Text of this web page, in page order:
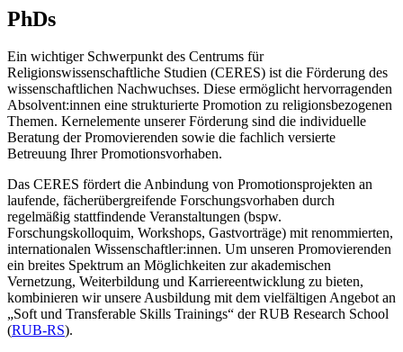
PhDs
Ein wichtiger Schwerpunkt des Centrums für
Religionswissenschaftliche Studien (CERES) ist die Förderung des
wissenschaftlichen Nachwuchses. Diese ermöglicht hervorragenden
Absolvent:innen eine strukturierte Promotion zu religionsbezogenen
Themen. Kernelemente unserer Förderung sind die individuelle
Beratung der Promovierenden sowie die fachlich versierte
Betreuung Ihrer Promotionsvorhaben.
Das CERES fördert die Anbindung von Promotionsprojekten an
laufende, fächerübergreifende Forschungsvorhaben durch
regelmäßig stattfindende Veranstaltungen (bspw.
Forschungskolloquim, Workshops, Gastvorträge) mit renommierten,
internationalen Wissenschaftler:innen. Um unseren Promovierenden
ein breites Spektrum an Möglichkeiten zur akademischen
Vernetzung, Weiterbildung und Karriereentwicklung zu bieten,
kombinieren wir unsere Ausbildung mit dem vielfältigen Angebot an
„Soft und Transferable Skills Trainings“ der RUB Research School
(RUB-RS).